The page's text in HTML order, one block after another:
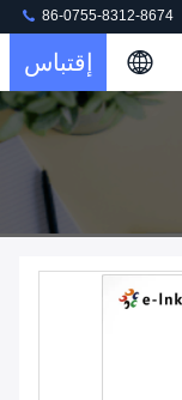
86-0755-8312-8674
إقتباس